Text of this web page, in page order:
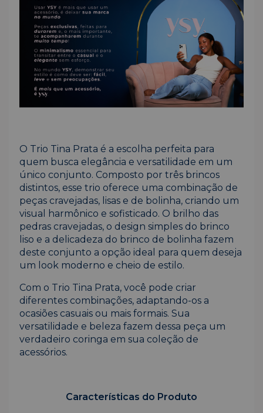
O Trio Tina Prata é a escolha perfeita para
quem busca elegância e versatilidade em um
único conjunto. Composto por três brincos
distintos, esse trio oferece uma combinação de
peças cravejadas, lisas e de bolinha, criando um
visual harmônico e sofisticado. O brilho das
pedras cravejadas, o design simples do brinco
liso e a delicadeza do brinco de bolinha fazem
deste conjunto a opção ideal para quem deseja
um look moderno e cheio de estilo.
Com o Trio Tina Prata, você pode criar
diferentes combinações, adaptando-os a
ocasiões casuais ou mais formais. Sua
versatilidade e beleza fazem dessa peça um
verdadeiro coringa em sua coleção de
acessórios.
Características do Produto